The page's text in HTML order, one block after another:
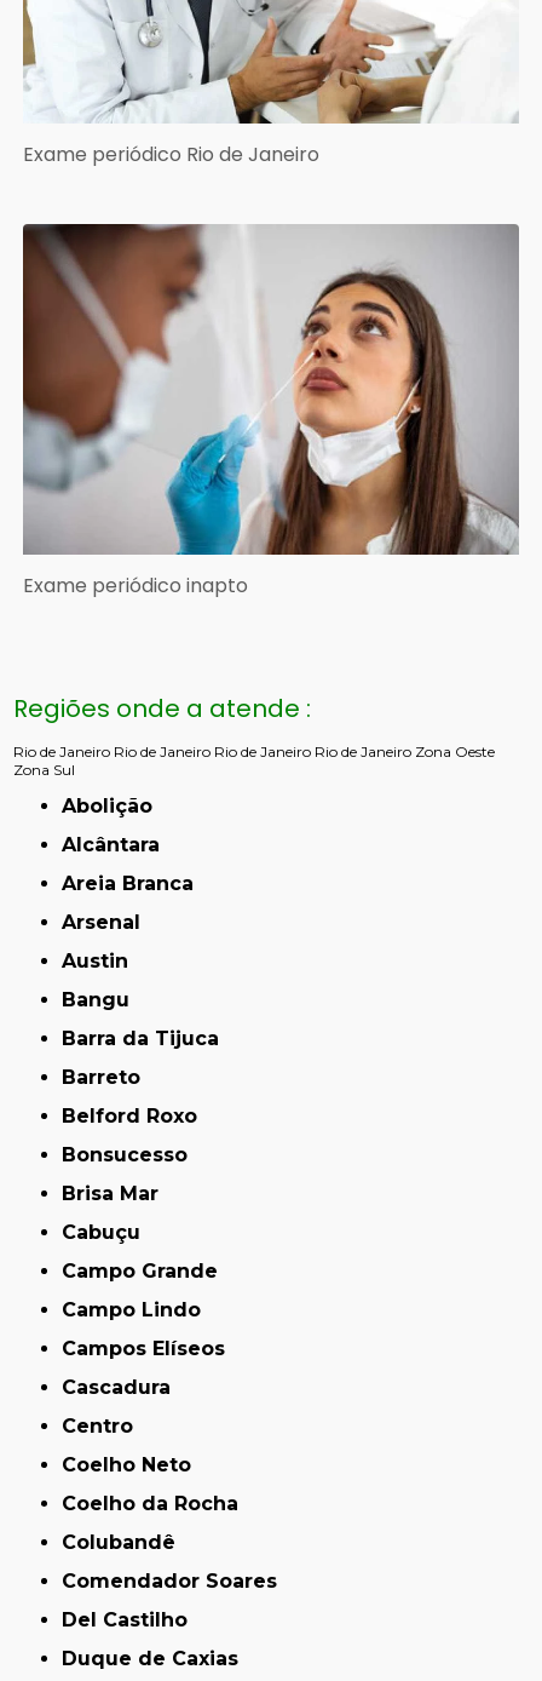
Exame periódico Rio de Janeiro
Exame periódico inapto
Regiões onde a atende :
Rio de Janeiro Rio de Janeiro Rio de Janeiro Rio de Janeiro Zona Oeste
Zona Sul
Abolição
Alcântara
Areia Branca
Arsenal
Austin
Bangu
Barra da Tijuca
Barreto
Belford Roxo
Bonsucesso
Brisa Mar
Cabuçu
Campo Grande
Campo Lindo
Campos Elíseos
Cascadura
Centro
Coelho Neto
Coelho da Rocha
Colubandê
Comendador Soares
Del Castilho
Duque de Caxias